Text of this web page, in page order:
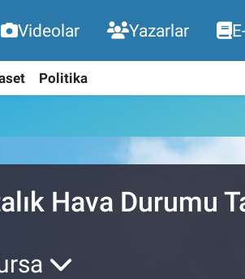
Videolar Yazarlar
Politika
Hava Durumu